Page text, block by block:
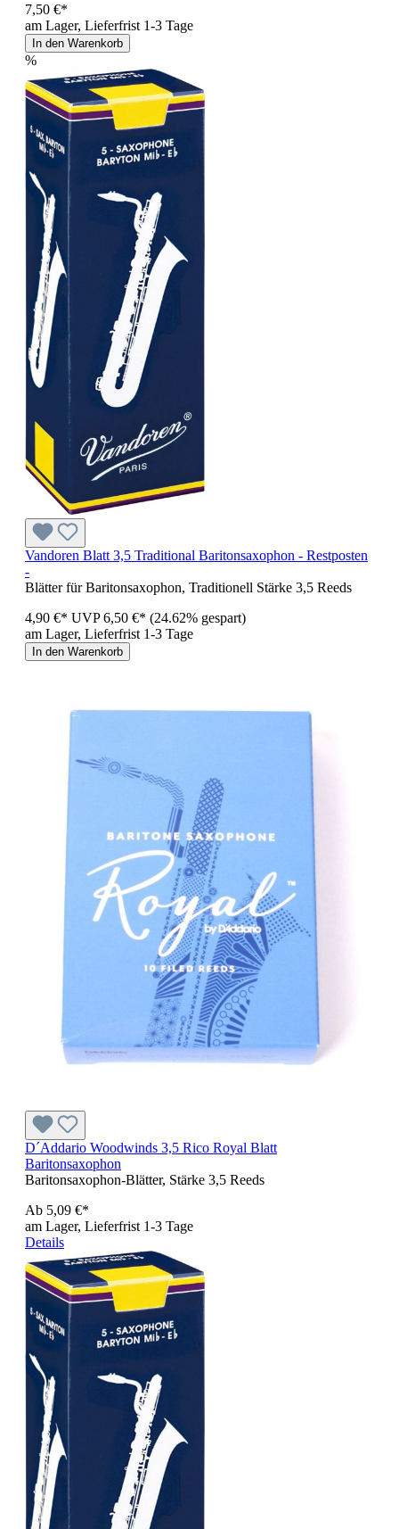
7,50 €*
am Lager, Lieferfrist 1-3 Tage
In den Warenkorb
%
Vandoren Blatt 3,5 Traditional Baritonsaxophon - Restposten
-
Blätter für Baritonsaxophon, Traditionell Stärke 3,5 Reeds
4,90 €* UVP6,50 €* (24.62% gespart)
am Lager, Lieferfrist 1-3 Tage
In den Warenkorb
D´Addario Woodwinds 3,5 Rico Royal Blatt
Baritonsaxophon
Baritonsaxophon-Blätter, Stärke 3,5 Reeds
Ab 5,09 €*
am Lager, Lieferfrist 1-3 Tage
Details